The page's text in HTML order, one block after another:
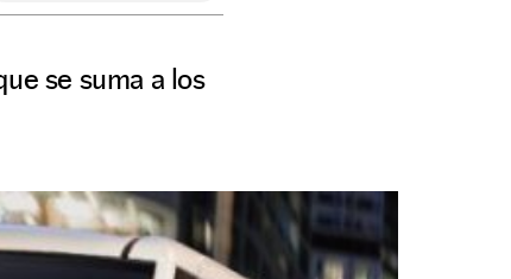
se suma a los